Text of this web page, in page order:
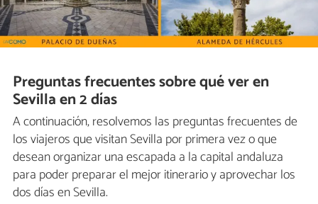
Preguntas frecuentes sobre qué ver en
Sevilla en 2 días
A continuación, resolvemos las preguntas frecuentes de
los viajeros que visitan Sevilla por primera vez o que
desean organizar una escapada a la capital andaluza
para poder preparar el mejor itinerario y aprovechar los
dos días en Sevilla.